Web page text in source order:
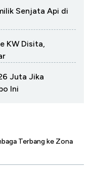
Senjata Api di
KW Disita,
Juta Jika
Ini
Terbang ke Zona